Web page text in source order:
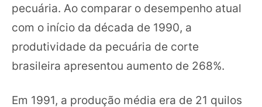
pecuária. Ao comparar o desempenho atual
com o início da década de 1990, a
produtividade da pecuária de corte
brasileira apresentou aumento de 268%.
Em 1991, a produção média era de 21 quilos